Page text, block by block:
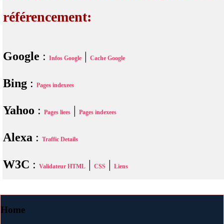
référencement:
Google : Infos Google | Cache Google
Bing : Pages indexees
Yahoo : Pages liees | Pages indexees
Alexa : Traffic Details
W3C : Validateur HTML | CSS | Liens
Home